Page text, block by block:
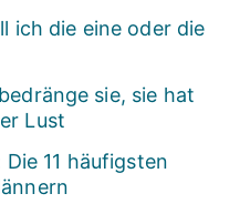
ich die eine oder die
sie, sie hat
Lust
11 häufigsten